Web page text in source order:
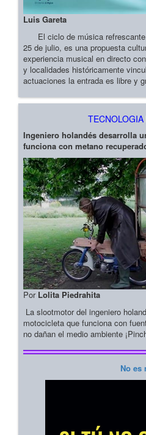
Luis Gareta
El ciclo de música
25 de julio, es una propuesta
experiencia musical en directo
y localidades históricamente
actuaciones la entrada es libre y
Ingeniero holandés desarrolla
funciona con metano
Por Lolita Piedrahita
La slootmotor del ingeniero
motocicleta que funciona con
no dañan el medio ambiente
No es